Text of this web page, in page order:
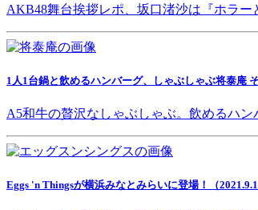
AKB48舞台挨拶レポ、坂口渚沙は『ホラー
1人1台鍋と飲めるハンバーグ、しゃぶしゃぶ将泰庵
A5和牛の贅沢なしゃぶしゃぶ。飲めるハ
Eggs 'n Thingsが横浜みなとみらいに登場！（2021.9.1